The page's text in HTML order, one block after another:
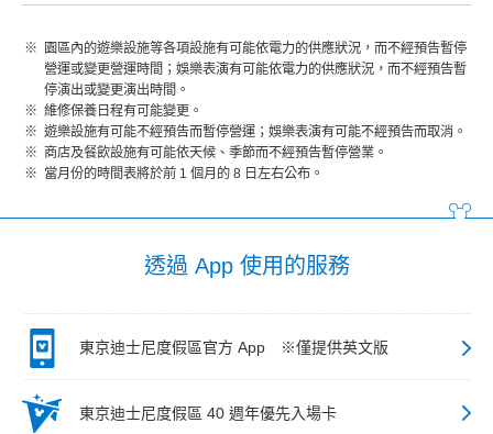
園區內的遊樂設施等各項設施有可能依電力的供應狀況，而不經預告暫停
營運或變更營運時間；娛樂表演有可能依電力的供應狀況，而不經預告暫
停演出或變更演出時間。
維修保養日程有可能變更。
遊樂設施有可能不經預告而暫停營運；娛樂表演有可能不經預告而取消。
商店及餐飲設施有可能依天候、季節而不經預告暫停營業。
當月份的時間表將於前 1 個月的 8 日左右公布。
透過 App 使用的服務
東京迪士尼度假區官方 App ※僅提供英文版
東京迪士尼度假區 40 週年優先入場卡